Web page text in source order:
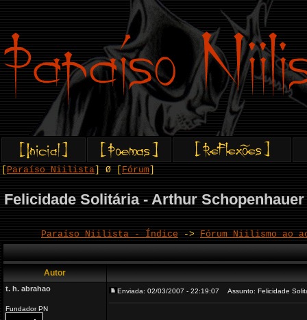
Paraíso Niilista ] Ø [ Fórum
Felicidade Solitária - Arthur Schopenhauer
Paraíso Niilista - Índice -> Fórum Niilismo ao
Autor
t. h. abrahao
Fundador PN
Enviada: 02/03/2007 - 22:19:07 Assunto: Felicidade